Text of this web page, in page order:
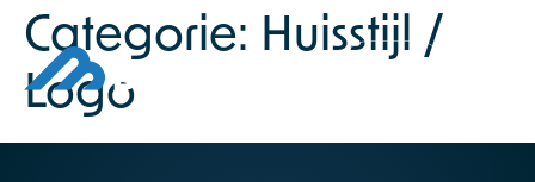
Categorie: Huisstijl /
Logo